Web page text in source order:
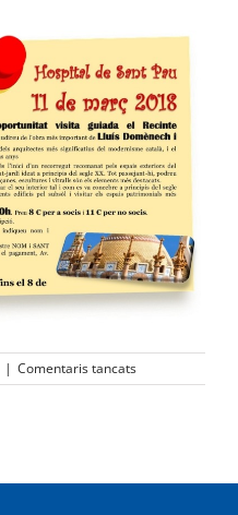
| Comentaris tancatsa
Visita
Pau,